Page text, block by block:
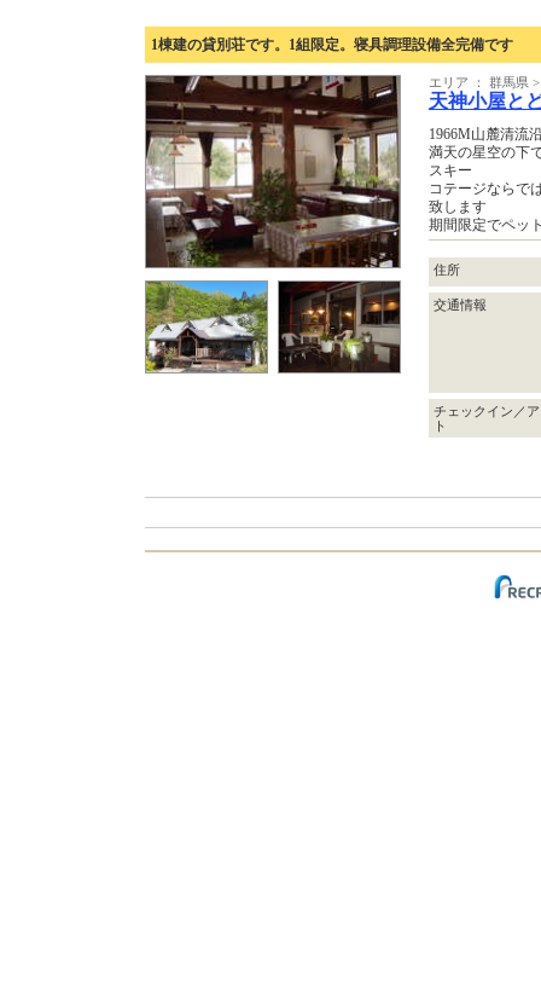
1棟建の貸別荘です。1組限定。寝具調理設備全完備です
エリア ： 群馬県
天神小屋と
1966M山麓清流
満天の星空の下
スキー
コテージならで
致します
期間限定でペッ
住所
交通情報
チェックイン／
ト